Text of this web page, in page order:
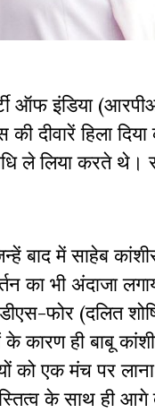
ऑफ इंडिया
दीवारें हिला
ले लिया करते थे।
बाद में साहेब
का भी अंदाजा
डीएस-फोर (दलित
के कारण ही बाबू
को एक मंच पर
के साथ ही आगे